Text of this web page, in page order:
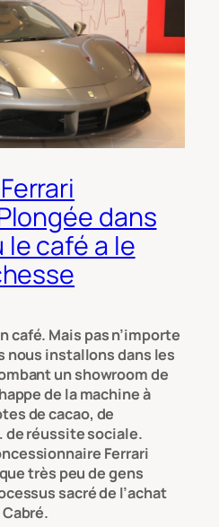
dans
le café a le
café. Mais pas n’importe
nous installons dans les
un showroom de
de la machine à
de cacao, de
réussite sociale.
Ferrari
très peu de gens
sacré de l’achat